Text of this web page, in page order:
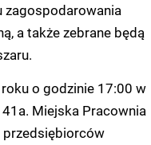
zagospodarowania
a także zebrane będą
o godzinie 17:00 w
Miejska Pracownia
przedsiębiorców